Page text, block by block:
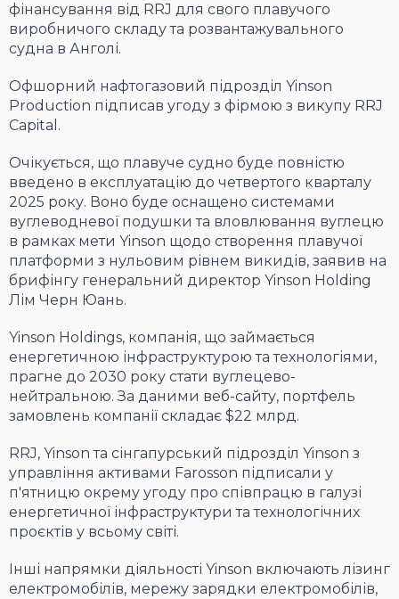
фінансування від RRJ для свого плавучого
виробничого складу та розвантажувального
судна в Анголі.
Офшорний нафтогазовий підрозділ Yinson
Production підписав угоду з фірмою з викупу RRJ
Capital.
Очікується, що плавуче судно буде повністю
введено в експлуатацію до четвертого кварталу
2025 року. Воно буде оснащено системами
вуглеводневої подушки та вловлювання вуглецю
в рамках мети Yinson щодо створення плавучої
платформи з нульовим рівнем викидів, заявив на
брифінгу генеральний директор Yinson Holding
Лім Черн Юань.
Yinson Holdings, компанія, що займається
енергетичною інфраструктурою та технологіями,
прагне до 2030 року стати вуглецево-
нейтральною. За даними веб-сайту, портфель
замовлень компанії складає $22 млрд.
RRJ, Yinson та сінгапурський підрозділ Yinson з
управління активами Farosson підписали у
п'ятницю окрему угоду про співпрацю в галузі
енергетичної інфраструктури та технологічних
проєктів у всьому світі.
Інші напрямки діяльності Yinson включають лізинг
електромобілів, мережу зарядки електромобілів,